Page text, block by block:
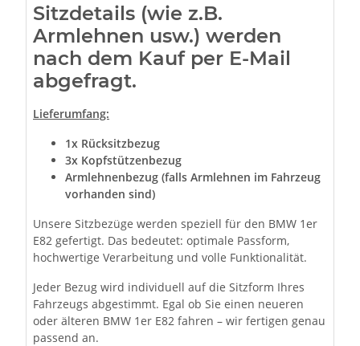
Sitzdetails (wie z.B.
Armlehnen usw.) werden
nach dem Kauf per E-Mail
abgefragt.
Lieferumfang:
1x Rücksitzbezug
3x Kopfstützenbezug
Armlehnenbezug (falls Armlehnen im Fahrzeug
vorhanden sind)
Unsere Sitzbezüge werden speziell für den BMW 1er
E82 gefertigt. Das bedeutet: optimale Passform,
hochwertige Verarbeitung und volle Funktionalität.
Jeder Bezug wird individuell auf die Sitzform Ihres
Fahrzeugs abgestimmt. Egal ob Sie einen neueren
oder älteren BMW 1er E82 fahren – wir fertigen genau
passend an.